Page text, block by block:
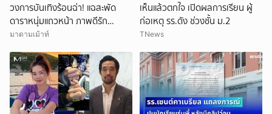
วงการบันเทิงร้อนฉ่า! แฉสะพัด
ดาราหนุ่มแถวหน้า ภาพดีรัก
ครอบครัว สามีนักร้องดัง แอบซุ่ม
มาดามเม้าท์
เห็นแล้วตกใจ เปิดผลการเรียน ผู้
ก่อเหตุ รร.ดัง ช่วงชั้น ม.2
TNews